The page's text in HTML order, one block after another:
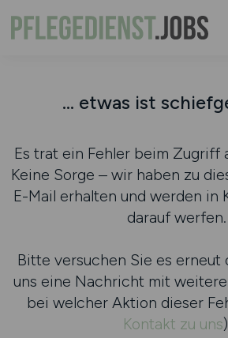
... etwas ist
Es trat ein Fehler beim Zugriff
Keine Sorge – wir haben zu
E-Mail erhalten und werden in
darauf werfen.
Bitte versuchen Sie es erneut
uns eine Nachricht mit
bei welcher Aktion dieser
Kontakt zu uns